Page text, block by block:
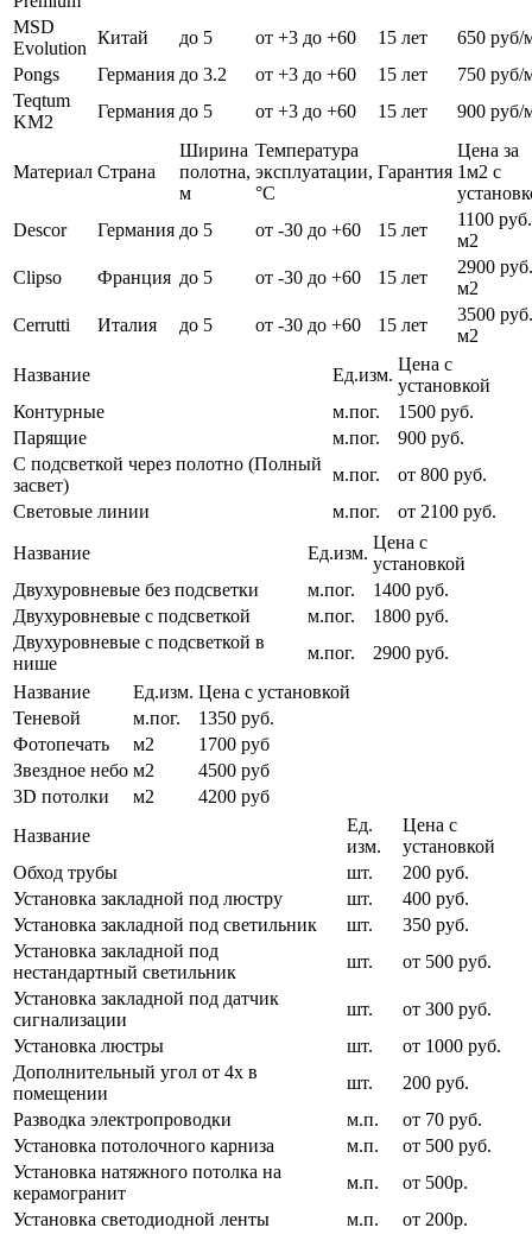
MSD
Evolution
Китай до 5 от +3 до +60 15 лет
650 руб/
Pongs
Германия до 3.2 от +3 до +60 15 лет
750 руб/
Teqtum
KM2
Германия до 5 от +3 до +60 15 лет 900 руб/
Материал Страна
Ширина
полотна,
м
Температура
эксплуатации,
°С
Гарантия
Цена за
1м2 с
Descor
Германия до 5 от -30 до +60 15 лет
1100
м2
Clipso
Франция до 5 от -30 до +60 15 лет
2900
м2
Cerrutti
Италия до 5 от -30 до +60 15 лет
3500
м2
Название
Ед.изм.
Цена с
установкой
Контурные
м.пог.
1500 руб.
Парящие
м.пог.
900 руб.
С подсветкой через полотно (Полный
засвет)
м.пог.
от 800 руб.
Световые линии
м.пог. от 2100 руб.
Название Ед.изм.
Цена с
установкой
Двухуровневые без подсветки
м.пог.
1400 руб.
Двухуровневые с подсветкой
м.пог.
1800 руб.
Двухуровневые с подсветкой в
нише
м.пог.
2900 руб.
Название
Ед.изм. Цена с установкой
Теневой
м.пог.
1350 руб.
Фотопечать
м2
1700 руб
Звездное небо м2
4500 руб
3D потолки
м2
4200 руб
Название
Ед.
изм.
Цена с
установкой
Обход трубы
шт.
200 руб.
Установка закладной под люстру
шт.
400 руб.
Установка закладной под светильник
шт.
350 руб.
Установка закладной под
нестандартный светильник
шт.
от 500 руб.
Установка закладной под датчик
сигнализации
шт.
от 300 руб.
Установка люстры
шт.
от 1000 руб.
Дополнительный угол от 4х в
помещении
шт.
200 руб.
Разводка электропроводки
м.п.
от 70 руб.
Установка потолочного карниза
м.п.
от 500 руб.
Установка натяжного потолка на
керамогранит
м.п.
от 500р.
Установка светодиодной ленты
м.п.
от 200р.